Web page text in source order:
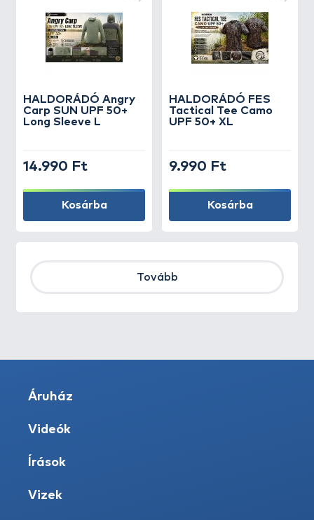
HALDORÁDÓ Angry
Carp SUN UPF 50+
Long Sleeve L
14.990 Ft
Kosárba
HALDORÁDÓ FES
Tactical Tee Camo
UPF 50+ XL
9.990 Ft
Kosárba
Tovább
Áruház
Videók
Írások
Vizek